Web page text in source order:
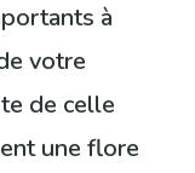
à
votre
de celle
une flore